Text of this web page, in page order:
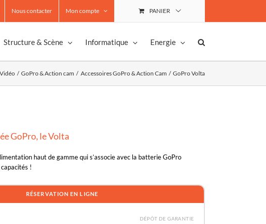
Nous contacter Mon compte PANIER
Structure & Scène Informatique Energie
Vidéo GoPro & Action cam Accessoires GoPro & Action Cam GoPro Volta
GoPro, le Volta
haut de gamme qui s’associe avec la batterie GoPro
!
RÉSERVATION EN LIGNE
DÉPÔT DE GARANTIE